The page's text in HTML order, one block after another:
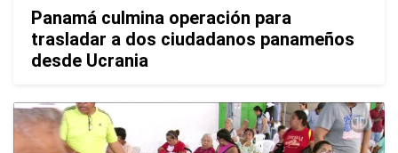
Panamá culmina operación para
trasladar a dos ciudadanos panameños
desde Ucrania